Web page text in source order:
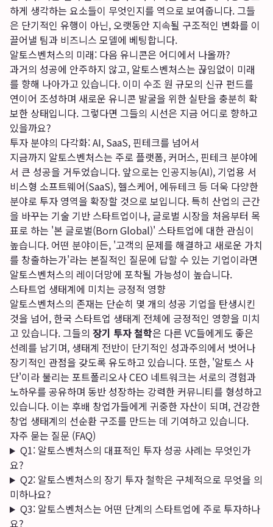
하게 생각하는 요소들이 무엇인지를 역으로 보여줍니다. 그들
은 단기적인 유행이 아닌, 오랫동안 지속될 구조적인 변화를 이
끌어낼 팀과 비즈니스 모델에 베팅합니다.
알토스벤처스의 미래: 다음 유니콘은 어디에서 나올까?
과거의 성공에 안주하지 않고, 알토스벤처스는 끊임없이 미래
를 향해 나아가고 있습니다. 이미 수조 원 규모의 신규 펀드를
연이어 조성하며 새로운 유니콘 발굴을 위한 실탄을 충분히 확
보한 상태입니다. 그렇다면 그들의 시선은 지금 어디로 향하고
있을까요?
투자 분야의 다각화: AI, SaaS, 핀테크를 넘어서
지금까지 알토스벤처스는 주로 플랫폼, 커머스, 핀테크 분야에
서 큰 성공을 거두었습니다. 앞으로는 인공지능(AI), 기업용 서
비스형 소프트웨어(SaaS), 헬스케어, 에듀테크 등 더욱 다양한
분야로 투자 영역을 확장할 것으로 보입니다. 특히 산업의 근간
을 바꾸는 기술 기반 스타트업이나, 글로벌 시장을 처음부터 목
표로 하는 '본 글로벌(Born Global)' 스타트업에 대한 관심이
높습니다. 어떤 분야이든, '고객의 문제를 해결하고 새로운 가치
를 창출하는가'라는 본질적인 질문에 답할 수 있는 기업이라면
알토스벤처스의 레이더망에 포착될 가능성이 높습니다.
스타트업 생태계에 미치는 긍정적 영향
알토스벤처스의 존재는 단순히 몇 개의 성공 기업을 탄생시킨
것을 넘어, 한국 스타트업 생태계 전체에 긍정적인 영향을 미치
고 있습니다. 그들의 장기 투자 철학은 다른 VC들에게도 좋은
선례를 남기며, 생태계 전반이 단기적인 성과주의에서 벗어나
장기적인 관점을 갖도록 유도하고 있습니다. 또한, '알토스 사
단'이라 불리는 포트폴리오사 CEO 네트워크는 서로의 경험과
노하우를 공유하며 동반 성장하는 강력한 커뮤니티를 형성하고
있습니다. 이는 후배 창업가들에게 귀중한 자산이 되며, 건강한
창업 생태계의 선순환 구조를 만드는 데 기여하고 있습니다.
자주 묻는 질문 (FAQ)
Q1: 알토스벤처스의 대표적인 투자 성공 사례는 무엇인가
요?
Q2: 알토스벤처스의 장기 투자 철학은 구체적으로 무엇을 의
미하나요?
Q3: 알토스벤처스는 어떤 단계의 스타트업에 주로 투자하나
요?